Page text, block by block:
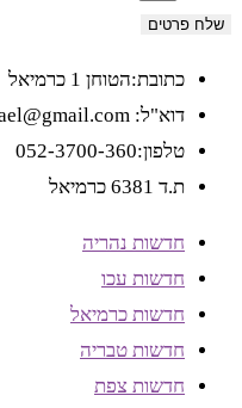
שלח פרטים
כתובת:הטוחן 1 כרמיאל
דוא"ל: msnewsisrael@gmail.com
טלפון:052-3700-360
ת.ד 6381 כרמיאל
חדשות נהריה
חדשות עכו
חדשות כרמיאל
חדשות טבריה
חדשות צפת